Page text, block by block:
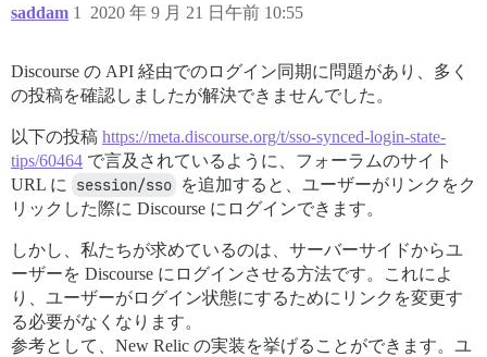
saddam 2020 年 9 月 21 日午前 10:55
1
Discourse の API 経由でのログイン同期に問題があり、多く
の投稿を確認しましたが解決できませんでした。
以下の投稿 https://meta.discourse.org/t/sso-synced-login-state-
tips/60464 で言及されているように、フォーラムのサイト
URL に
session/sso を追加すると、ユーザーがリンクをク
リックした際に Discourse にログインできます。
しかし、私たちが求めているのは、サーバーサイドからユ
ーザーを Discourse にログインさせる方法です。これによ
り、ユーザーがログイン状態にするためにリンクを変更す
る必要がなくなります。
参考として、New Relic の実装を挙げることができます。ユ